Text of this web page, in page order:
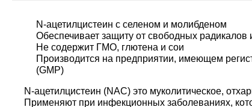
N-ацетилцистеин с селеном и молибденом
Обеспечивает защиту от свободных
Не содержит ГМО, глютена и сои
Производится на предприятии, имеющем
(GMP)
N-ацетилцистеин (NAC) это муколитическое,
Применяют при инфекционных заболеваниях,